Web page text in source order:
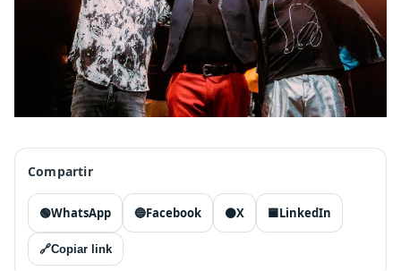
Compartir
🟢WhatsApp 🔵Facebook ⚫X 🟦LinkedIn
🔗Copiar link